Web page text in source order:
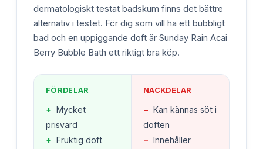
dermatologiskt testat badskum finns det bättre
alternativ i testet. För dig som vill ha ett bubbligt
bad och en uppiggande doft är Sunday Rain Acai
Berry Bubble Bath ett riktigt bra köp.
FÖRDELAR
+ Mycket
prisvärd
+ Fruktig doft
NACKDELAR
− Kan kännas söt i
doften
− Innehåller